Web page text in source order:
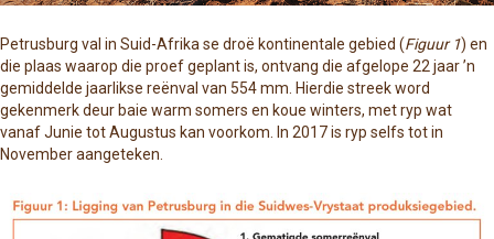
Petrusburg val in Suid-Afrika se droë kontinentale gebied (Figuur 1) en
die plaas waarop die proef geplant is, ontvang die afgelope 22 jaar ’n
gemiddelde jaarlikse reënval van 554 mm. Hierdie streek word
gekenmerk deur baie warm somers en koue winters, met ryp wat
vanaf Junie tot Augustus kan voorkom. In 2017 is ryp selfs tot in
November aangeteken.